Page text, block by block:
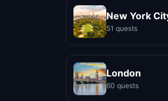
New York
51 quests
London
60 quests